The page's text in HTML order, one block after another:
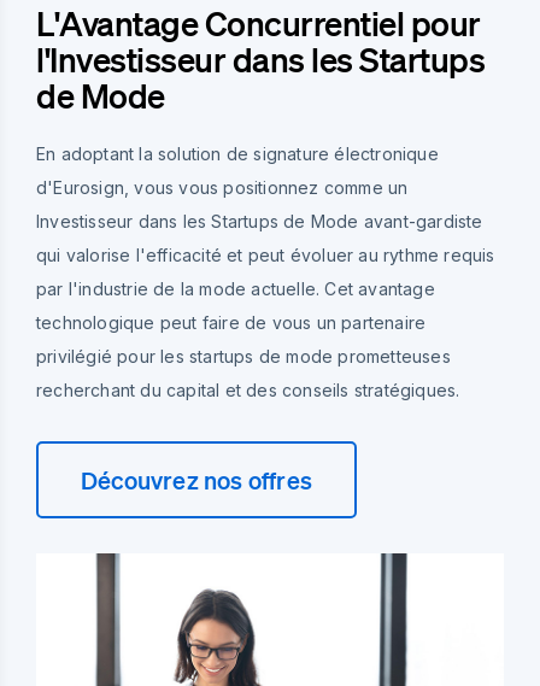
L'Avantage Concurrentiel pour
l'Investisseur dans les Startups
de Mode
En adoptant la solution de signature électronique
d'Eurosign, vous vous positionnez comme un
Investisseur dans les Startups de Mode avant-gardiste
qui valorise l'efficacité et peut évoluer au rythme requis
par l'industrie de la mode actuelle. Cet avantage
technologique peut faire de vous un partenaire
privilégié pour les startups de mode prometteuses
recherchant du capital et des conseils stratégiques.
Découvrez nos offres